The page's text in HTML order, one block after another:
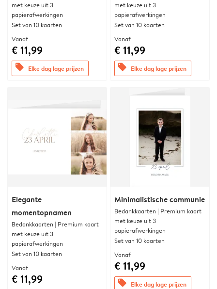
met keuze uit 3
papierafwerkingen
Set van 10 kaarten
Vanaf
€ 11,99
offers Elke dag lage prijzen
met keuze uit 3
papierafwerkingen
Set van 10 kaarten
Vanaf
€ 11,99
offers Elke dag lage prijzen
Elegante
momentopnamen
Bedankkaarten | Premium kaart
met keuze uit 3
papierafwerkingen
Set van 10 kaarten
Vanaf
€ 11,99
Minimalistische communie
Bedankkaarten | Premium kaart
met keuze uit 3
papierafwerkingen
Set van 10 kaarten
Vanaf
€ 11,99
offers Elke dag lage prijzen